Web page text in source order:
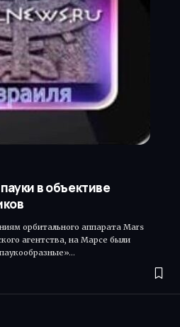
в объективе
орбитального аппарата Mars
агентства, на Марсе были